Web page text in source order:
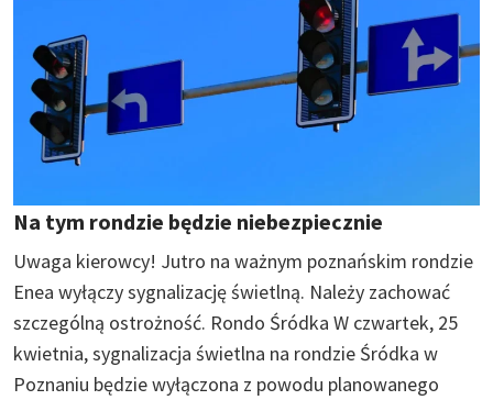
Na tym rondzie będzie niebezpiecznie
Uwaga kierowcy! Jutro na ważnym poznańskim rondzie
Enea wyłączy sygnalizację świetlną. Należy zachować
szczególną ostrożność. Rondo Śródka W czwartek, 25
kwietnia, sygnalizacja świetlna na rondzie Śródka w
Poznaniu będzie wyłączona z powodu planowanego